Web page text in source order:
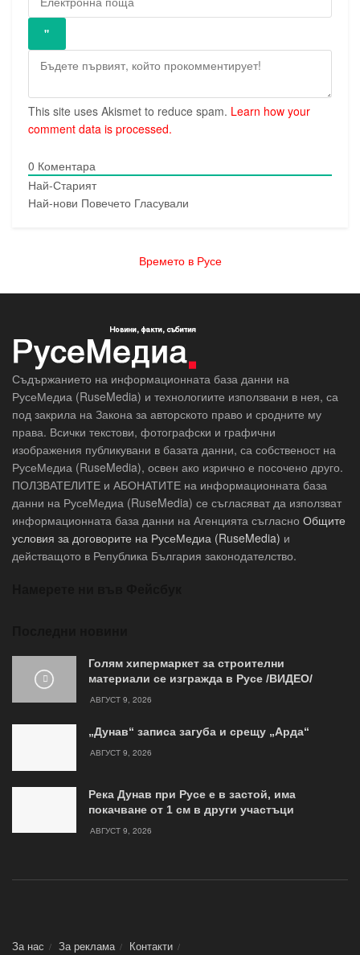
This site uses Akismet to reduce spam. Learn how your
comment data is processed.
0 Коментара
Най-Старият
Най-нови Повечето Гласували
Времето в Русе
Съдържанието на информационната база данни на
РусеМедиа (RuseMedia) и технологиите използвани в нея, са
под закрила на Закона за авторското право и сродните му
права. Всички текстови, фотографски и графични
изображения публикувани в базата данни, са собственост на
РусеМедиа (RuseMedia), освен ако изрично е посочено друго.
ПОЛЗВАТЕЛИТЕ и АБОНАТИТЕ на информационната база
данни на РусеМедиа (RuseMedia) се съгласяват да използват
информационната база данни на Агенцията съгласно Общите
условия за договорите на РусеМедиа (RuseMedia) и
действащото в Република България законодателство.
Голям хипермаркет за строителни
материали се изгражда в Русе /ВИДЕО/
АВГУСТ 9, 2026
„Дунав“ записа загуба и срещу „Арда“
АВГУСТ 9, 2026
Река Дунав при Русе е в застой, има
покачване от 1 см в други участъци
АВГУСТ 9, 2026
За нас За реклама
Контакти